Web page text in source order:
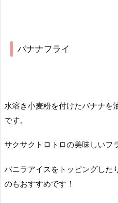
バナナフライ
水溶き小麦粉を付けたバナナを
です。
サクサクトロトロの美味しいフ
バニラアイスをトッピングした
のもおすすめです！